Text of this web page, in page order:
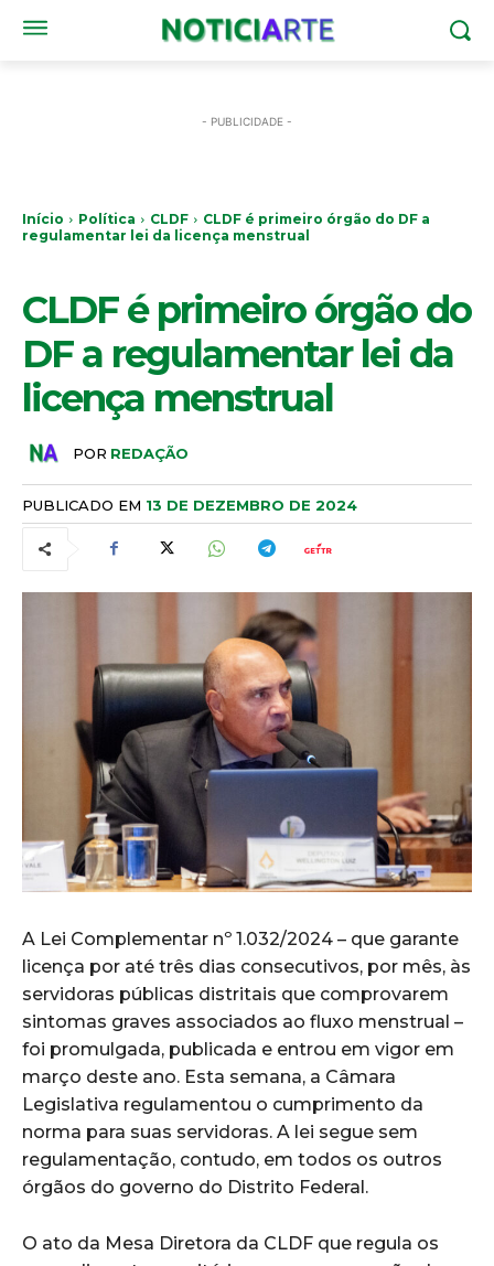
- PUBLICIDADE -
Início Política CLDF
CLDF é primeiro órgão do DF a
regulamentar lei da licença menstrual
CLDF é primeiro órgão do
DF a regulamentar lei da
licença menstrual
POR REDAÇÃO
PUBLICADO EM 13 DE DEZEMBRO DE 2024
A Lei Complementar nº 1.032/2024 – que garante
licença por até três dias consecutivos, por mês, às
servidoras públicas distritais que comprovarem
sintomas graves associados ao fluxo menstrual –
foi promulgada, publicada e entrou em vigor em
março deste ano. Esta semana, a Câmara
Legislativa regulamentou o cumprimento da
norma para suas servidoras. A lei segue sem
regulamentação, contudo, em todos os outros
órgãos do governo do Distrito Federal.
O ato da Mesa Diretora da CLDF que regula os